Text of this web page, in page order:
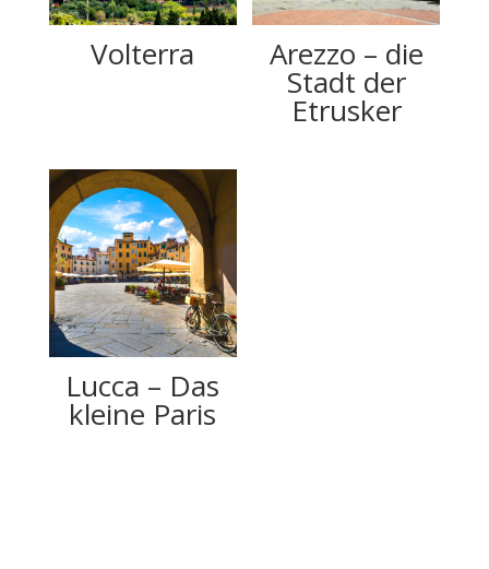
Volterra Arezzo – die
Stadt der
Etrusker
Lucca – Das
kleine Paris